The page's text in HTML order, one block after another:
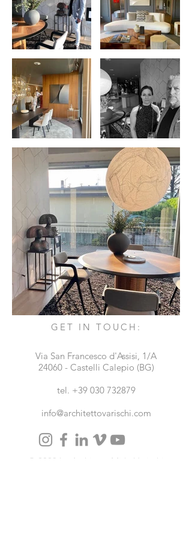
GET IN TOUCH:
Via San Francesco d'Assisi, 1/A
24060 - Castelli Calepio (BG)
tel. +39 030 732879
info@architettovarischi.com
© 2023 by ArchitettoMirkoVarischi